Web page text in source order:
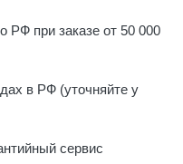
РФ при заказе от 50 000
в РФ (уточняйте у
сервис